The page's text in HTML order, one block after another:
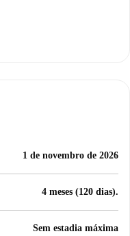
1 de novembro de 2026
4 meses (120 dias).
Sem estadia máxima